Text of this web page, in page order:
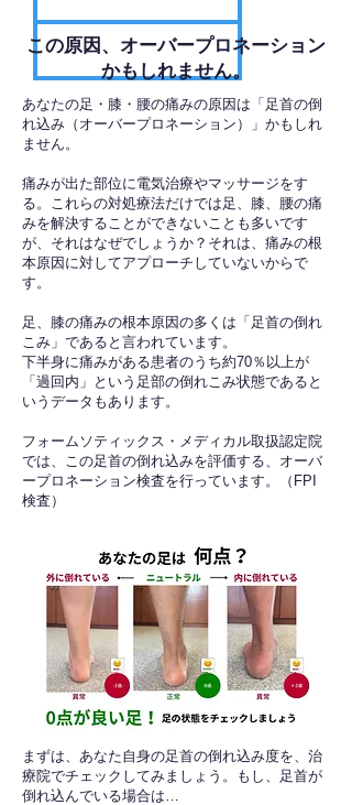
​この原因、オーバープロネーション
かもしれません。
あなたの足・膝・腰の痛みの原因は「足首の倒
れ込み（オーバープロネーション）」かもしれ
ません。
痛みが出た部位に電気治療やマッサージをす
る。これらの対処療法だけでは足、膝、腰の痛
みを解決することができないことも多いです
が、それはなぜでしょうか？それは、痛みの根
本原因に対してアプローチしていないからで
す。
足、膝の痛みの根本原因の多くは「足首の倒れ
こみ」であると言われています。
下半身に痛みがある患者のうち約70％以上が
「過回内」という足部の倒れこみ状態であると
いうデータもあります。
フォームソティックス・メディカル取扱認定院
では、この足首の倒れ込みを評価する、オーバ
ープロネーション検査を行っています。（FPI
検査）​
​まずは、あなた自身の足首の倒れ込み度を、治
療院でチェックしてみましょう。もし、足首が
倒れ込んでいる場合は…